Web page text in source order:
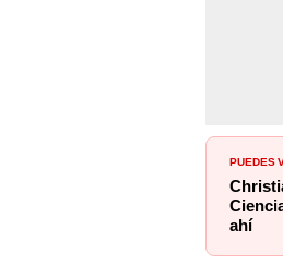
PUEDES
ahí